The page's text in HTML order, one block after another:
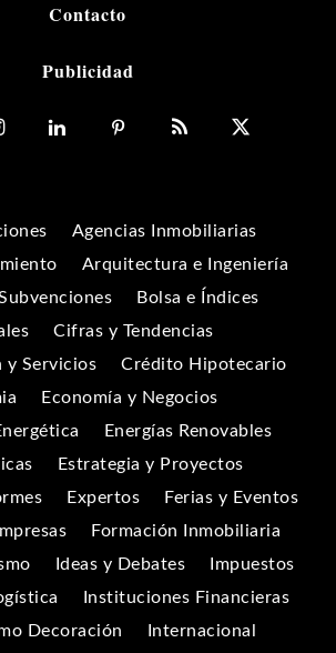
Contacto
Publicidad
Agencias Inmobiliarias
Arquitectura e Ingeniería
Bolsa e Índices
Cifras y Tendencias
y Servicios
Crédito Hipotecario
Economía y Negocios
Energías Renovables
Estrategia y Proyectos
Expertos
Ferias y Eventos
Formación Inmobiliaria
Ideas y Debates
Impuestos
Instituciones Financieras
Decoración
Internacional